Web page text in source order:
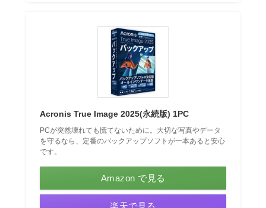
Acronis True Image 2025(永続版) 1PC
PCが突然壊れても慌てないために。大切な写真やデータ
を守るなら、定番のバックアップソフトが一本あると安心
です。
Amazon で見る
楽天で見る